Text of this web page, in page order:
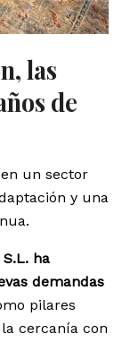
las
de
un sector
y una
S.L. ha
demandas
pilares
cercanía con